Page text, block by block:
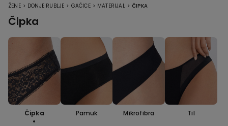
ŽENE > DONJE RUBLJE > GAĆICE > MATERIJAL > ČIPKA
Čipka
Čipka Pamuk Mikrofibra Til